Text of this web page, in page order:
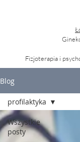
Fizjoterapia i
Blog
Wszystkie
posty
profilaktyka